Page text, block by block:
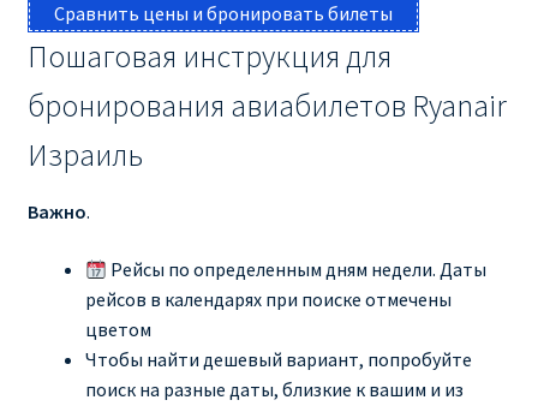
РАЙАНЭЙР НА РУССКОМ | КНФТФШК
РЕГИСТРАЦИЯ НА РЕЙС RYANAIR
Регистрация ребенка на рейс RYANAIR
Рождественские направления от € 9
Райнэйр на русском
Сравнить цены и бронировать билеты
Пошаговая инструкция для
бронирования авиабилетов Ryanair
Израиль
Важно.
Рейсы по определенным дням недели. Даты
рейсов в календарях при поиске отмечены
цветом
Чтобы найти дешевый вариант, попробуйте
поиск на разные даты, близкие к вашим и из